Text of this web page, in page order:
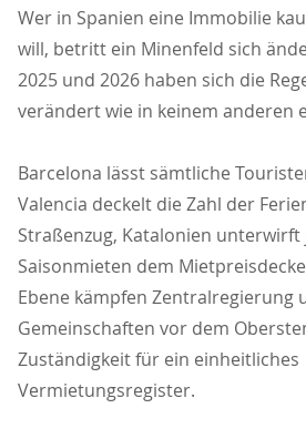
Wer in Spanien eine Immobilie
will, betritt ein Minenfeld sich
2025 und 2026 haben sich die
verändert wie in keinem anderen
Barcelona lässt sämtliche
Valencia deckelt die Zahl der
Straßenzug, Katalonien unterwirft
Saisonmieten dem
Ebene kämpfen Zentralregierung
Gemeinschaften vor dem
Zuständigkeit für ein einheitliches
Vermietungsregister.